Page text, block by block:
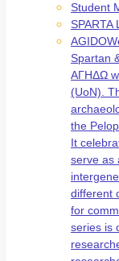
Student
SPARTA
AGIDO
Spartan
ΑΓΗΔΩ
(UoN).
the
It
serve as
different
for
series is